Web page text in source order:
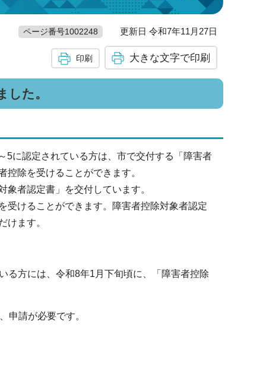
ページ番号1002248 更新日 令和7年11月27日
印刷 大きな文字で印刷
した。
5に認定されている方は、市で交付する「障害者
除を受けることができます。
者認定書」を交付しています。
受けることができます。障害者控除対象者認定
けます。
方には、令和8年1月下旬頃に、「障害者控除
申請が必要です。